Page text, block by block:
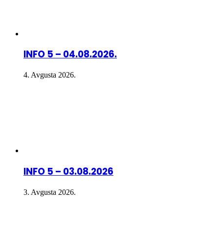
INFO 5 – 04.08.2026.
4. Avgusta 2026.
INFO 5 – 03.08.2026
3. Avgusta 2026.